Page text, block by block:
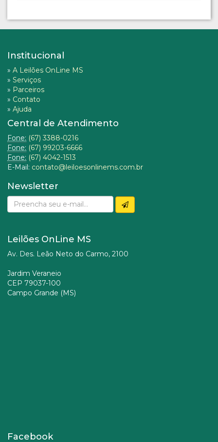
Institucional
» A Leilões OnLine MS
» Serviços
» Parceiros
» Contato
» Ajuda
Central de Atendimento
Fone: (67) 3388-0216
Fone: (67) 99203-6666
Fone: (67) 4042-1513
E-Mail: contato@leiloesonlinems.com.br
Newsletter
Leilões OnLine MS
Av. Des. Leão Neto do Carmo, 2100
Jardim Veraneio
CEP 79037-100
Campo Grande (MS)
Facebook